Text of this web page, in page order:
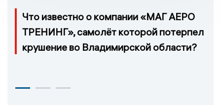
Что известно о компании «МАГ АЕРО
ТРЕНИНГ», самолёт которой потерпел
крушение во Владимирской области?